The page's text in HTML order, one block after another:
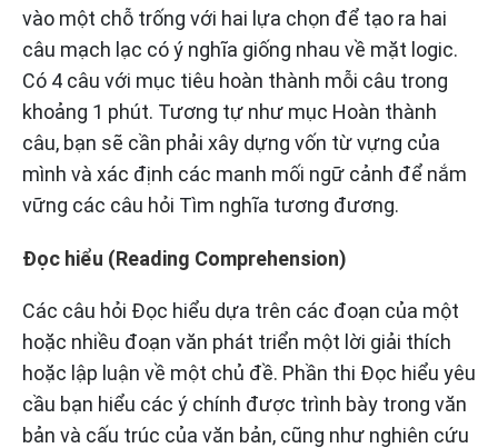
vào một chỗ trống với hai lựa chọn để tạo ra hai
câu mạch lạc có ý nghĩa giống nhau về mặt logic.
Có 4 câu với mục tiêu hoàn thành mỗi câu trong
khoảng 1 phút. Tương tự như mục Hoàn thành
câu, bạn sẽ cần phải xây dựng vốn từ vựng của
mình và xác định các manh mối ngữ cảnh để nắm
vững các câu hỏi Tìm nghĩa tương đương.
Đọc hiểu (Reading Comprehension)
Các câu hỏi Đọc hiểu dựa trên các đoạn của một
hoặc nhiều đoạn văn phát triển một lời giải thích
hoặc lập luận về một chủ đề. Phần thi Đọc hiểu yêu
cầu bạn hiểu các ý chính được trình bày trong văn
bản và cấu trúc của văn bản, cũng như nghiên cứu